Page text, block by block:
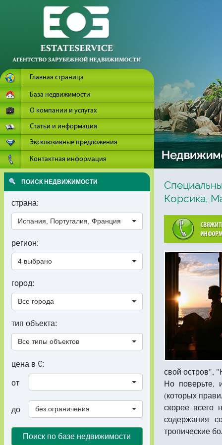
Главная страница
База недвижимости
О компании и услугах
Статьи и информация
Эксклюзивные предложения
Контактная информация
ПОИСК НЕДВИЖИМОСТИ
страна:
Испания, Португалия, Франция
регион:
4 выбрано
город:
Все города
тип объекта:
Все типы объектов
цена в €:
от
до без ограничения
Поиск по базе недвижимости
Корсика,
свой остров",
Но поверьте,
(которых
скорее всего
содержания
тропические